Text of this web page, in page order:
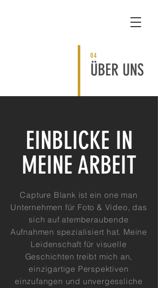
04
ÜBER UNS
EINBLICKE IN
MEINE ARBEIT
Capture Blank ist ein one man
Unternehmen für Foto & Video, das
sich auf atemberaubende
Aufnahmen spezialisiert hat. Meine
Leidenschaft für visuelle
Geschichten treibt mich an,
einzigartige Perspektiven
einzufangen und unvergessliche